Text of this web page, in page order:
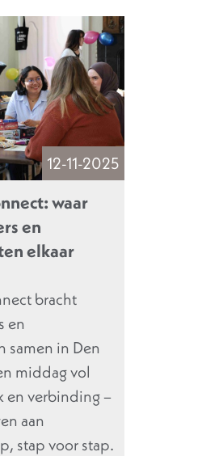
12-11-2025
waar
en
elkaar
bracht
en
samen in Den
middag vol
en verbinding –
aan
stap voor stap.